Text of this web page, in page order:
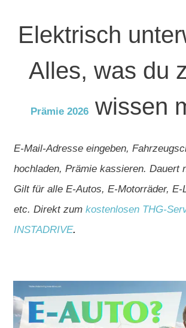
Elektrisch
Alles, was du
Prämie 2026wissen
E-Mail-Adresse eingeben,
hochladen, Prämie kassieren. Dauert
Gilt für alle E-Autos, E-Motorräder, E-
etc. Direkt zum kostenlosen THG-
INSTADRIVE.